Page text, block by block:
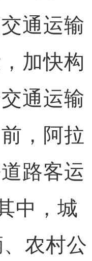
通运输
加快构
通运输
，阿拉
路客运
中，城
农村公